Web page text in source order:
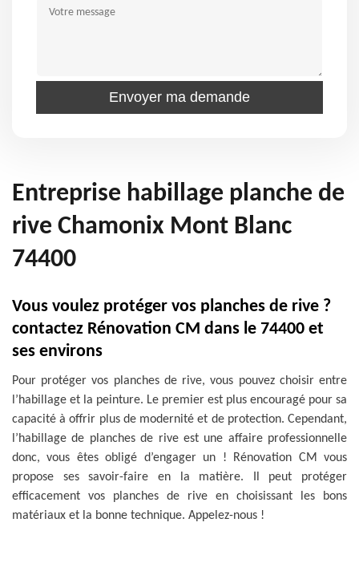
Entreprise habillage planche de
rive Chamonix Mont Blanc
74400
Vous voulez protéger vos planches de rive ?
contactez Rénovation CM dans le 74400 et
ses environs
Pour protéger vos planches de rive, vous pouvez choisir entre
l’habillage et la peinture. Le premier est plus encouragé pour sa
capacité à offrir plus de modernité et de protection. Cependant,
l’habillage de planches de rive est une affaire professionnelle
donc, vous êtes obligé d’engager un ! Rénovation CM vous
propose ses savoir-faire en la matière. Il peut protéger
efficacement vos planches de rive en choisissant les bons
matériaux et la bonne technique. Appelez-nous !